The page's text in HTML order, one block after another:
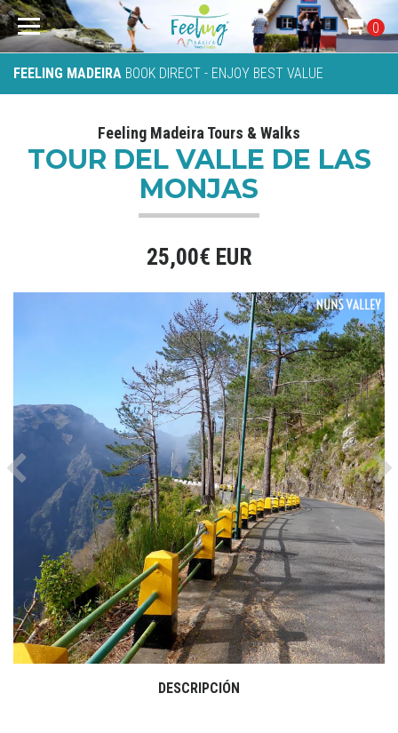
FEELING MADEIRA BOOK DIRECT - ENJOY BEST VALUE
0
Feeling Madeira Tours & Walks
TOUR DEL VALLE DE LAS
MONJAS
25,00€ EUR
Previous
DESCRIPCIÓN